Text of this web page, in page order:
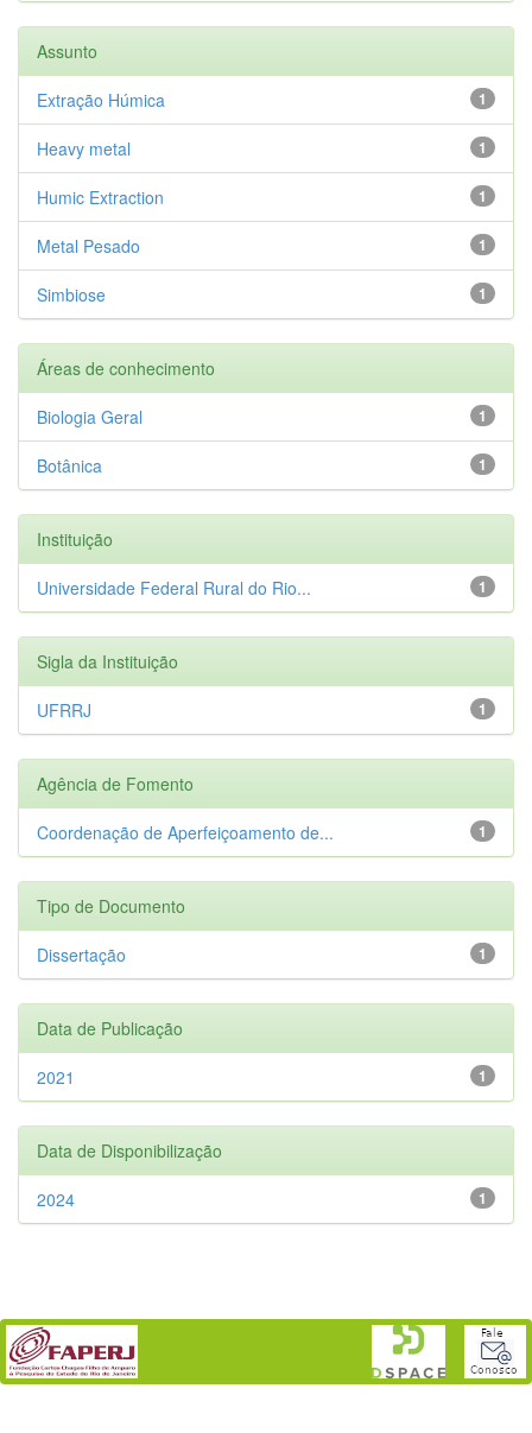
Assunto
1
Extração Húmica
1
Heavy metal
1
Humic Extraction
1
Metal Pesado
1
Simbiose
Áreas de conhecimento
1
Biologia Geral
1
Botânica
Instituição
1
Universidade Federal Rural do Rio...
Sigla da Instituição
1
UFRRJ
Agência de Fomento
1
Coordenação de Aperfeiçoamento de...
Tipo de Documento
1
Dissertação
Data de Publicação
1
2021
Data de Disponibilização
1
2024